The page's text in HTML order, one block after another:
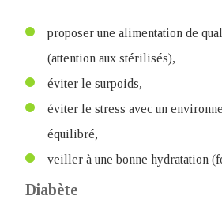
proposer une alimentation de
(attention aux stérilisés),
éviter le surpoids,
éviter le stress avec un
équilibré,
veiller à une bonne hydratation
Diabète